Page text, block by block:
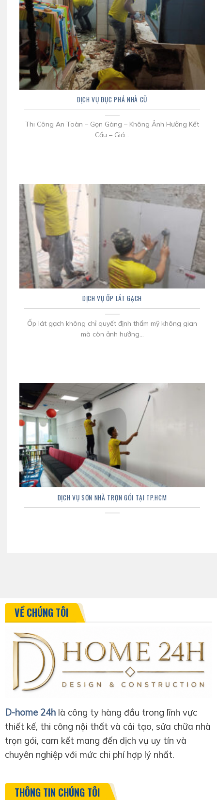
DỊCH VỤ ĐỤC PHÁ NHÀ CŨ
Thi Công An Toàn – Gọn Gàng – Không Ảnh Hưởng Kết
Cấu – Giá...
DỊCH VỤ ỐP LÁT GẠCH
Ốp lát gạch không chỉ quyết định thẩm mỹ không gian
mà còn ảnh hưởng...
DỊCH VỤ SƠN NHÀ TRỌN GÓI TẠI TP.HCM
VỀ CHÚNG TÔI
D-home 24h là công ty hàng đầu trong lĩnh vực
thiết kế, thi công nội thất và cải tạo, sửa chữa nhà
trọn gói, cam kết mang đến dịch vụ uy tín và
chuyên nghiệp với mức chi phí hợp lý nhất.
THÔNG TIN CHÚNG TÔI